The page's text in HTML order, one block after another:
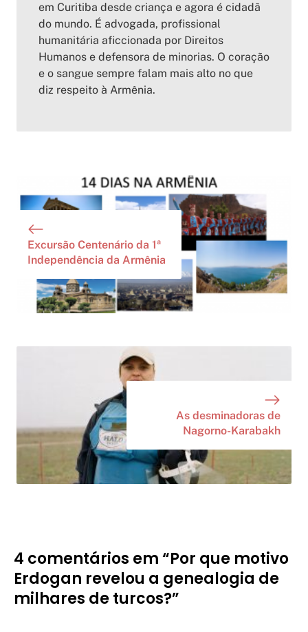
em Curitiba desde criança e agora é cidadã
do mundo. É advogada, profissional
humanitária aficcionada por Direitos
Humanos e defensora de minorias. O coração
e o sangue sempre falam mais alto no que
diz respeito à Armênia.
Excursão Centenário da 1ª
Independência da Armênia
As desminadoras de
Nagorno-Karabakh
4 comentários em “Por que motivo
Erdogan revelou a genealogia de
milhares de turcos?”